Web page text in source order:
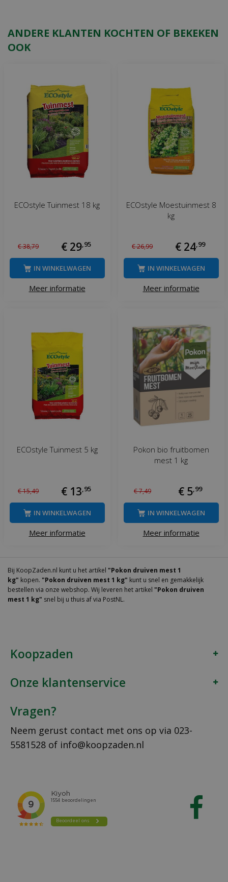
ANDERE KLANTEN KOCHTEN OF BEKEKEN
OOK
ECOstyle Tuinmest 18 kg
€38,79 € 29,95
Meer informatie
IN WINKELWAGEN
ECOstyle Moestuinmest 8
kg
€26,99 € 24,99
Meer informatie
IN WINKELWAGEN
ECOstyle Tuinmest 5 kg
€15,49 € 13,95
Meer informatie
IN WINKELWAGEN
Pokon bio fruitbomen
mest 1 kg
€7,49 € 5,99
Meer informatie
IN WINKELWAGEN
Bij KoopZaden.nl kunt u het artikel "Pokon druiven mest 1
kg" kopen. "Pokon druiven mest 1 kg" kunt u snel en gemakkelijk
bestellen via onze webshop. Wij leveren het artikel "Pokon druiven
mest 1 kg" snel bij u thuis af via PostNL.
Koopzaden
Onze klantenservice
Vragen?
Neem gerust contact met ons op via 023-
5581528 of info@koopzaden.nl